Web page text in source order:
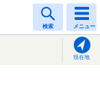
検索 メニュー
現在地